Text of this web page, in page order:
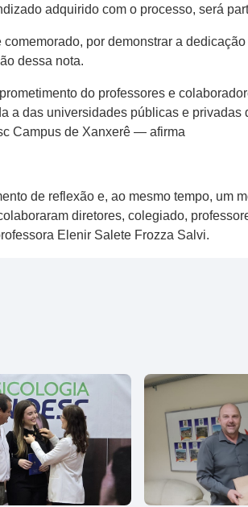
adquirido com o processo, será
por demonstrar a
dessa nota.
do professores e
a das universidades públicas e
Campus de Xanxerê — afirma
de reflexão e, ao mesmo tempo, um
diretores, colegiado,
Elenir Salete Frozza Salvi.